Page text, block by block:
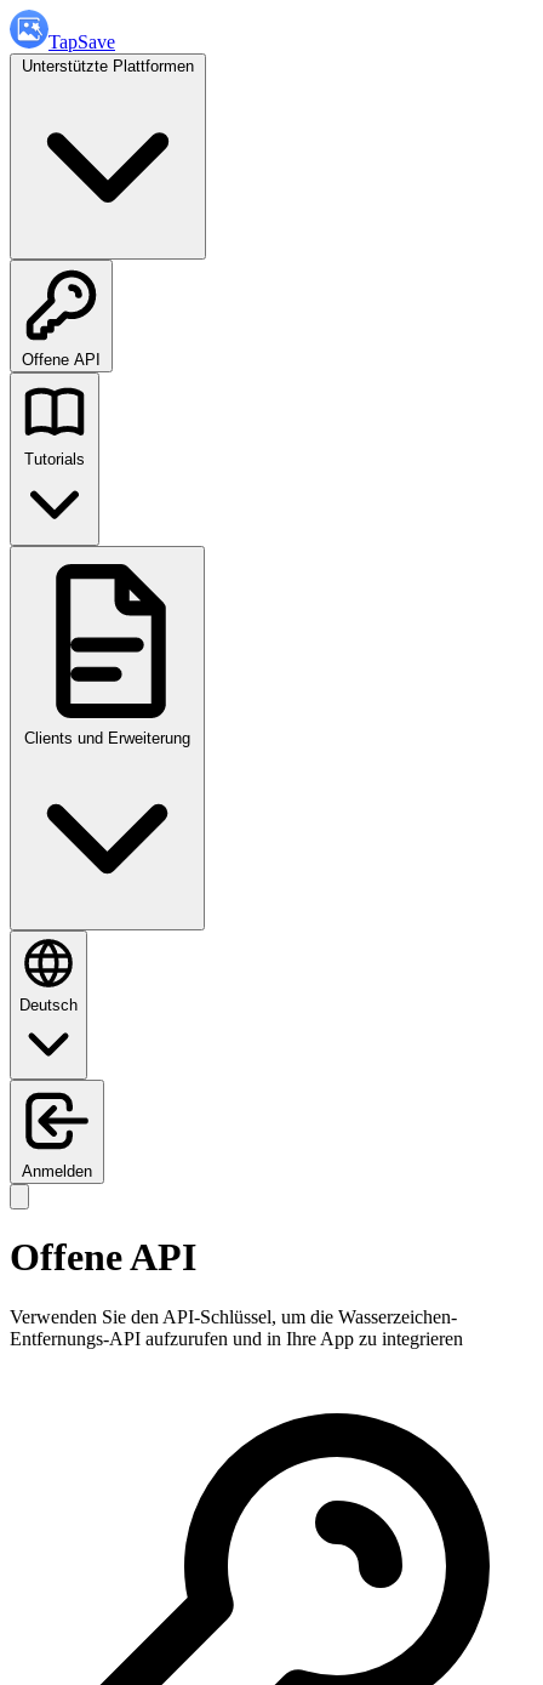
TapSave
Offene API
Deutsch
Anmelden
Offene API
Verwenden Sie den API-Schlüssel, um die Wasserzeichen-
Entfernungs-API aufzurufen und in Ihre App zu integrieren